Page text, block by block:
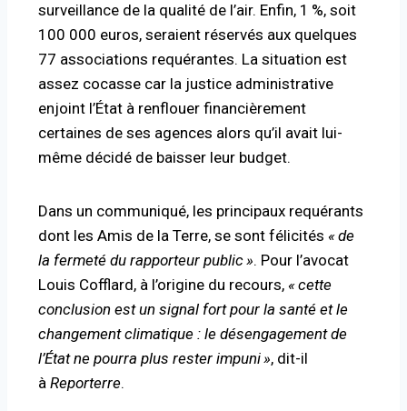
surveillance de la qualité de l’air. Enfin, 1 %, soit
100 000 euros, seraient réservés aux quelques
77 associations requérantes. La situation est
assez cocasse car la justice administrative
enjoint l’État à renflouer financièrement
certaines de ses agences alors qu’il avait lui-
même décidé de baisser leur budget.
Dans un communiqué, les principaux requérants
dont les Amis de la Terre, se sont félicités «de
la fermeté du rapporteur public». Pour l’avocat
Louis Cofflard, à l’origine du recours, «cette
conclusion est un signal fort pour la santé et le
changement climatique : le désengagement de
l’État ne pourra plus rester impuni», dit-il
à Reporterre.